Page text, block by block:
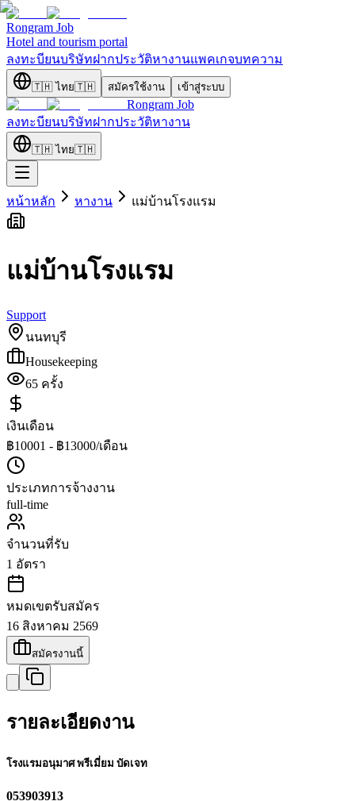
Rongram Job
Hotel and tourism portal
ลงทะบียนบริษัทฝากประวัติหางานแพคเกจบทความ
🇹🇭 ไทย🇹🇭 สมัครใช้งาน เข้าสู่ระบบ
Rongram Job
ลงทะบียนบริษัทฝากประวัติหางาน
🇹🇭 ไทย🇹🇭
หน้าหลัก หางาน แม่บ้านโรงแรม
แม่บ้านโรงแรม
Support
นนทบุรี
Housekeeping
65 ครั้ง
เงินเดือน
฿10001 - ฿13000/เดือน
ประเภทการจ้างงาน
full-time
จำนวนที่รับ
1 อัตรา
หมดเขตรับสมัคร
16 สิงหาคม 2569
สมัครงานนี้
รายละเอียดงาน
โรงแรมอนุมาศ พรีเมี่ยม บัดเจท
053903913